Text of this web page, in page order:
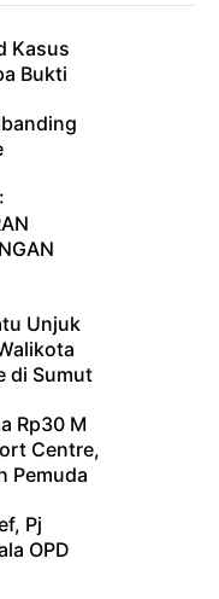
Kasus
Bukti
Unjuk
di Sumut
Rp30 M
Centre,
Pemuda
Pj
OPD